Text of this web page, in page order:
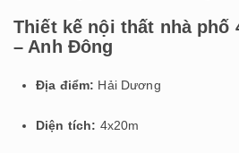
Thiết kế nội thất nhà phố
– Anh Đông
Địa điểm: Hải Dương
Diện tích: 4x20m